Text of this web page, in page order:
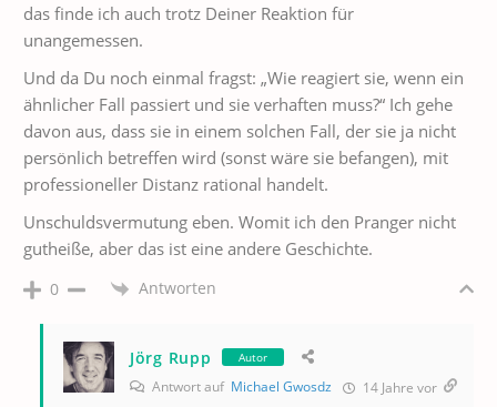
das finde ich auch trotz Deiner Reaktion für
unangemessen.
Und da Du noch einmal fragst: „Wie reagiert sie, wenn ein
ähnlicher Fall passiert und sie verhaften muss?“ Ich gehe
davon aus, dass sie in einem solchen Fall, der sie ja nicht
persönlich betreffen wird (sonst wäre sie befangen), mit
professioneller Distanz rational handelt.
Unschuldsvermutung eben. Womit ich den Pranger nicht
gutheiße, aber das ist eine andere Geschichte.
0 Antworten
Jörg Rupp Autor
Antwort auf Michael Gwosdz 14 Jahre vor